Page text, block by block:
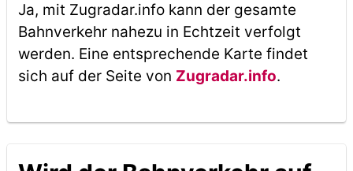
Ja, mit Zugradar.info kann der gesamte
Bahnverkehr nahezu in Echtzeit verfolgt
werden. Eine entsprechende Karte findet
sich auf der Seite von Zugradar.info.